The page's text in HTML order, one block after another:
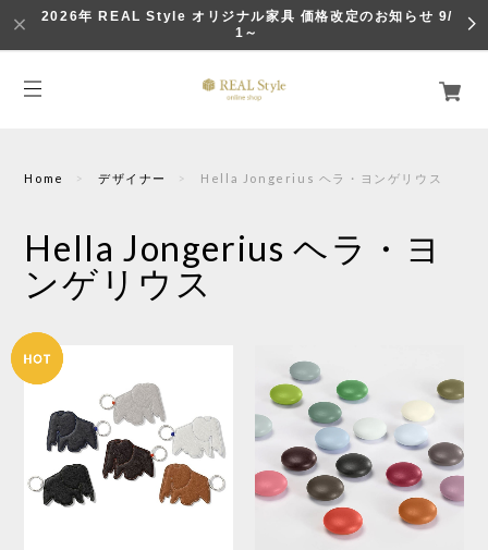
2026年 REAL Style オリジナル家具 価格改定のお知らせ 9/
1～
Home デザイナー Hella Jongerius ヘラ・ヨンゲリウス
Hella Jongerius ヘラ・ヨ
ンゲリウス